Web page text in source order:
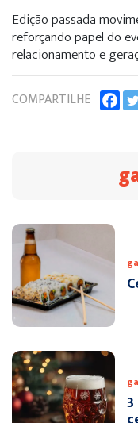
Edição passada
reforçando papel do
relacionamento e
COMPARTILHE